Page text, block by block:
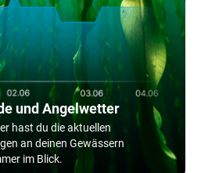
und Angelwetter
hast du die aktuellen
an deinen Gewässern
im Blick.